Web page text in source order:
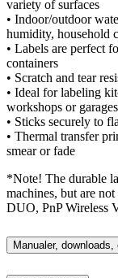
variety of surfaces
• Indoor/outdoor
humidity, household
• Labels are perfect
containers
• Scratch and tear
• Ideal for labeling
workshops or garages
• Sticks securely to
• Thermal transfer
smear or fade
*Note! The durable
machines, but are
DUO, PnP Wireless
Manualer,